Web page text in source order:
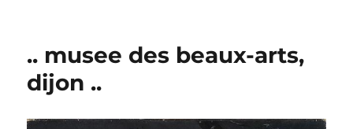
.. musee des beaux-arts,
dijon ..